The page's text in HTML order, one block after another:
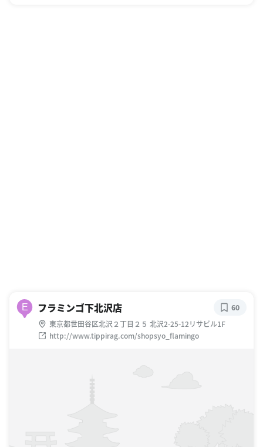
E フラミンゴ下北沢店
東京都世田谷区北沢２丁目２５ 北沢2-25-12リサビル1F
http://www.tippirag.com/shopsyo_flamingo
60